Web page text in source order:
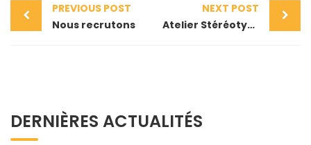
PREVIOUS POST
Nous recrutons
NEXT POST
Atelier Stéréotypes & Discrimination
DERNIÈRES ACTUALITÉS